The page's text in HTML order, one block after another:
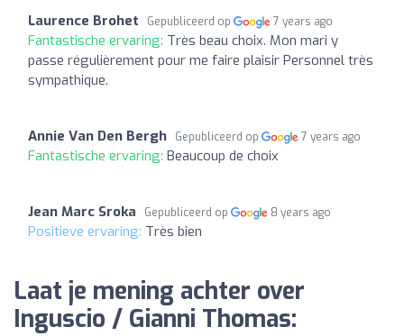
Laurence Brohet Gepubliceerd op 7 years ago
Fantastische ervaring: Très beau choix. Mon mari y
passe régulièrement pour me faire plaisir Personnel très
sympathique.
Annie Van Den Bergh Gepubliceerd op 7 years ago
Fantastische ervaring: Beaucoup de choix
Jean Marc Sroka Gepubliceerd op 8 years ago
Positieve ervaring: Très bien
Laat je mening achter over
Inguscio / Gianni Thomas: